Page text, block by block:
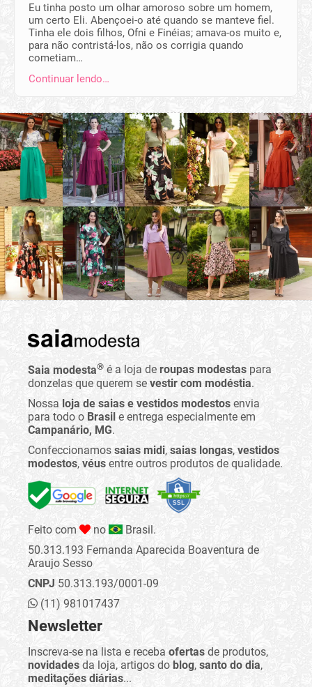
Eu tinha posto um olhar amoroso sobre um homem,
um certo Eli. Abençoei-o até quando se manteve fiel.
Tinha ele dois filhos, Ofni e Finéias; amava-os muito e,
para não contristá-los, não os corrigia quando
cometiam…
Continuar lendo…
Saia modesta® é a loja de roupas modestas para
donzelas que querem se vestir com modéstia.
Nossa loja de saias e vestidos modestos envia
para todo o Brasil e entrega especialmente em
Campanário, MG.
Confeccionamos saias midi, saias longas, vestidos
modestos, véus entre outros produtos de qualidade.
Feito com no
Brasil.
50.313.193 Fernanda Aparecida Boaventura de
Araujo Sesso
CNPJ 50.313.193/0001-09
(11) 981017437
Newsletter
Inscreva-se na lista e receba ofertas de produtos,
novidades da loja, artigos do blog, santo do dia,
meditações diárias...